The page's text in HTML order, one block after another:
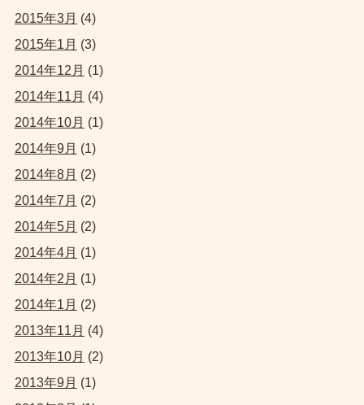
2015年3月 (4)
2015年1月 (3)
2014年12月 (1)
2014年11月 (4)
2014年10月 (1)
2014年9月 (1)
2014年8月 (2)
2014年7月 (2)
2014年5月 (2)
2014年4月 (1)
2014年2月 (1)
2014年1月 (2)
2013年11月 (4)
2013年10月 (2)
2013年9月 (1)